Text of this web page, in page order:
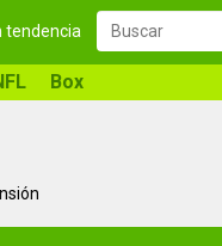
tendencia
Box